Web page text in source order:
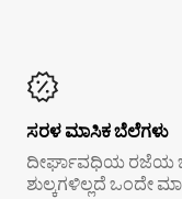
ಸರಳ ಮಾಸಿಕ ಬೆಲೆಗಳು
ದೀರ್ಘಾವಧಿಯ ರಜೆಯ
ಶುಲ್ಕಗಳಿಲ್ಲದೆ ಒಂದೇ